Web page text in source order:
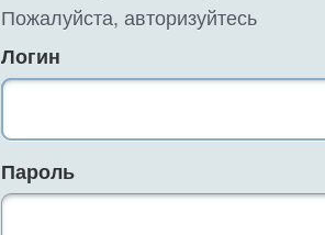
Пожалуйста, авторизуйтесь
Логин
Пароль